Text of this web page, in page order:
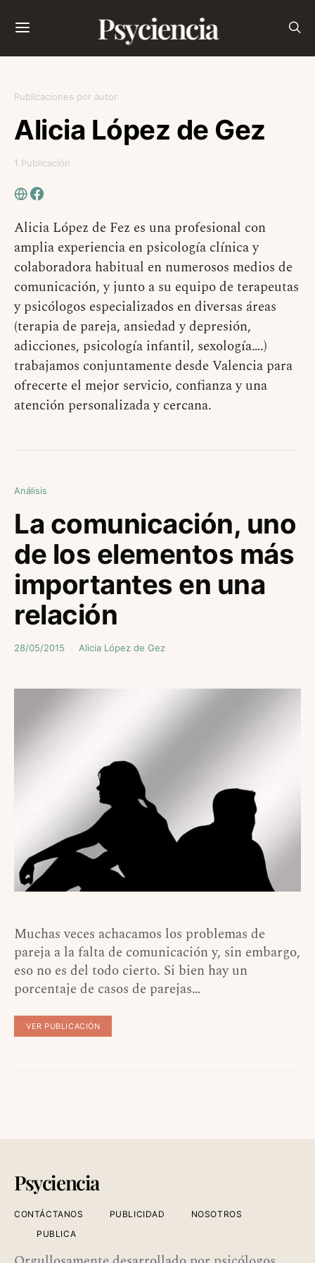
Psyciencia
Publicaciones por autor
Alicia López de Gez
1 Publicación
Alicia López de Fez es una profesional con
amplia experiencia en psicología clínica y
colaboradora habitual en numerosos medios de
comunicación, y junto a su equipo de terapeutas
y psicólogos especializados en diversas áreas
(terapia de pareja, ansiedad y depresión,
adicciones, psicología infantil, sexología….)
trabajamos conjuntamente desde Valencia para
ofrecerte el mejor servicio, confianza y una
atención personalizada y cercana.
Análisis
La comunicación, uno
de los elementos más
importantes en una
relación
28/05/2015 Alicia López de Gez
Muchas veces achacamos los problemas de
pareja a la falta de comunicación y, sin embargo,
eso no es del todo cierto. Si bien hay un
porcentaje de casos de parejas…
VER PUBLICACIÓN
Psyciencia
CONTÁCTANOS PUBLICIDAD
NOSOTROS
PUBLICA